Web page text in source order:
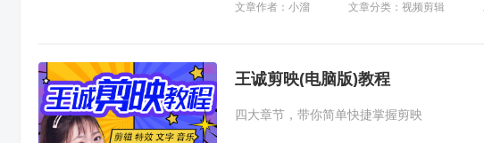
文章作者：小溜 文章分类：视频剪辑
王诚剪映(电脑版)教程
四大章节，带你简单快捷掌握剪映